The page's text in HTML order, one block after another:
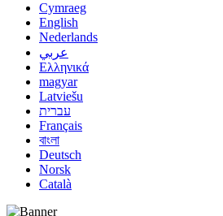
Cymraeg
English
Nederlands
عربي
Ελληνικά
magyar
Latviešu
עברית
Français
বাংলা
Deutsch
Norsk
Català